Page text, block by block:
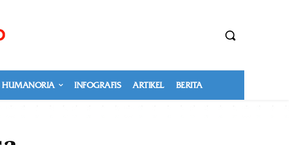
HUMANORIA INFOGRAFIS ARTIKEL BERITA